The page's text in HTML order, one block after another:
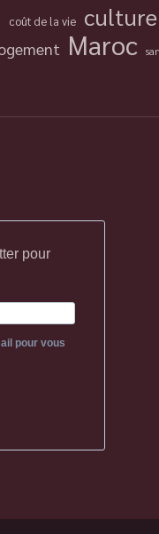
coût de la vie culture
Maroc
pour
pour vous